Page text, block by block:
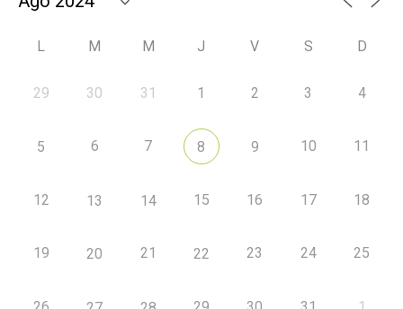
L M M J V S D
29 30 31 1 2 3 4
5 6 7 8 9 10 11
12 13 14 15 16 17 18
19 20 21 22 23 24 25